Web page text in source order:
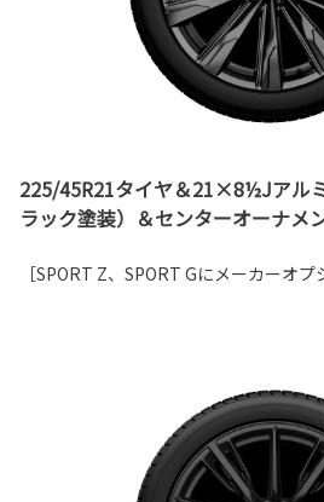
225/45R21タイヤ＆21×8½Jアル
ラック塗装）＆センターオーナメ
［SPORT Z、SPORT Gにメーカーオプ